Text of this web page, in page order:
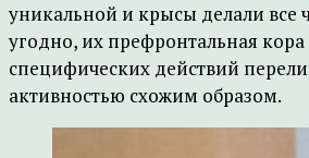
уникальной и крысы делали все
угодно, их префронтальная
специфических действий
активностью схожим образом.